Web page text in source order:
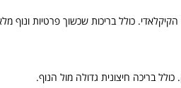
כולל בריכות שכשוך פרטיות ונוף
בריכה חיצונית גדולה מול הנוף.